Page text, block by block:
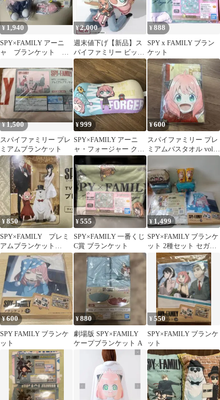
¥1,940
SPY×FAMILY アーニ
ャ ブランケット ぬ
セット 新品
¥2,000
週末値下げ【新品】ス
パイファミリー ビッグ
ダイカットクッション
アーニャ
¥888
SPY x FAMILY ブラン
ケット
¥1,500
スパイファミリー プレ
ミアムブランケット
¥999
SPY×FAMILY アーニ
ャ・フォージャー クッ
ション
¥600
スパイファミリー プレ
ミアムバスタオル vol.5
アーニャ
¥850
SPY×FAMILY プレミ
アムブランケット
140cm x100cm SEGA
¥555
SPY×FAMILY 一番くじ
C賞 ブランケット
¥ 1,499
SPY×FAMILY ブランケ
ット 2種セット セガプ
ライズ
¥600
SPY FAMILY ブランケ
ット
¥880
劇場版 SPY×FAMILY
ケープブランケット A
¥550
SPY×FAMILY ブランケ
ット